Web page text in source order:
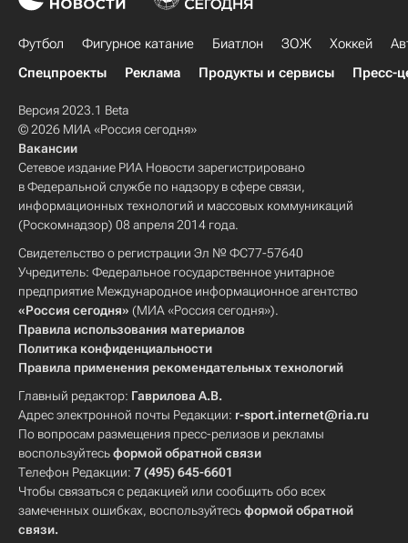
Футбол Фигурное катание Биатлон ЗОЖ Хоккей
Спецпроекты
Реклама Продукты и сервисы Пресс-
Версия 2023.1 Beta
© 2026 МИА «Россия сегодня»
Вакансии
Сетевое издание РИА Новости зарегистрировано
в Федеральной службе по надзору в сфере связи,
информационных технологий и массовых коммуникаций
(Роскомнадзор) 08 апреля 2014 года.
Свидетельство о регистрации Эл № ФС77-57640
Учредитель: Федеральное государственное унитарное
предприятие Международное информационное агентство
«Россия сегодня» (МИА «Россия сегодня»).
Правила использования материалов
Политика конфиденциальности
Правила применения рекомендательных технологий
Главный редактор: Гаврилова А.В.
Адрес электронной почты Редакции: r-sport.internet@ria.ru
По вопросам размещения пресс-релизов и рекламы
воспользуйтесьформой обратной связи
Телефон Редакции: 7 (495) 645-6601
Чтобы связаться с редакцией или сообщить обо всех
замеченных ошибках, воспользуйтесьформой обратной
связи.